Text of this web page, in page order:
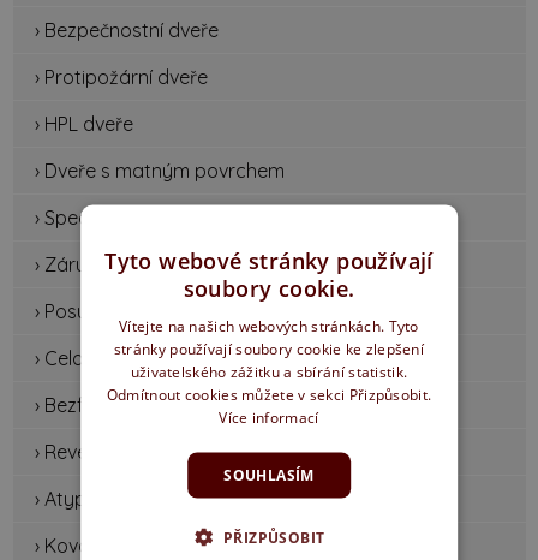
› Bezpečnostní dveře
› Protipožární dveře
› HPL dveře
› Dveře s matným povrchem
› Speciální dveře
› Zárubně a systémy
› Posuvné dveře
› Celoskleněné dveře
› Bezfalcové dveře
› Reverzní dveře
› Atypické dveře a zárubně
› Kování
Tyto webové stránky používají
soubory cookie.
Vítejte na našich webových stránkách. Tyto
stránky používají soubory cookie ke zlepšení
uživatelského zážitku a sbírání statistik.
Odmítnout cookies můžete v sekci Přizpůsobit.
Více informací
SOUHLASÍM
PŘIZPŮSOBIT